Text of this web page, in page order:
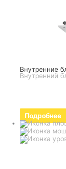
Внутренние
Внутренний
Подробнее